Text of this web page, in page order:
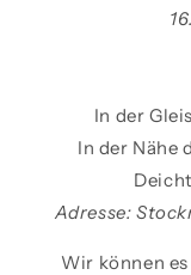
In der
In der Nähe
Adresse:
Wir können